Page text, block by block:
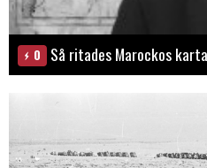
0 Så ritades Marockos karta